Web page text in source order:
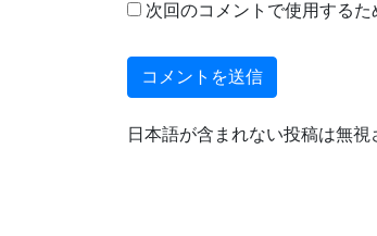
次回のコメントで使用する
日本語が含まれない投稿は無